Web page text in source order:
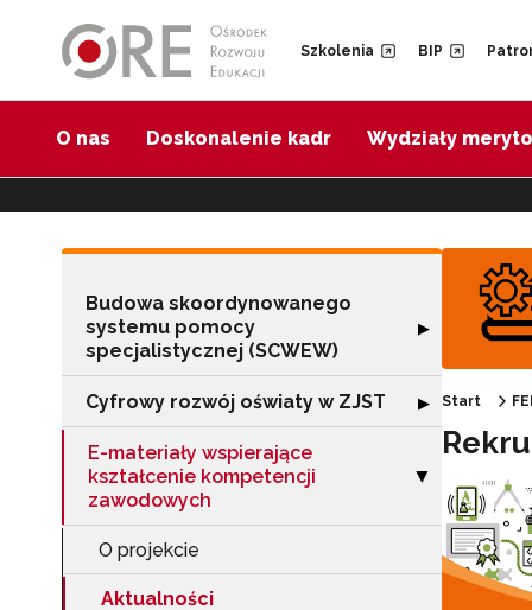
Szkolenia BIP
O nas Doskonalenie kadr Wydziały
Budowa skoordynowanego
systemu pomocy
specjalistycznej (SCWEW)
Rozwiń sekcję
▶
Cyfrowy rozwój oświaty w ZJST Rozwiń sekcję
▶
E-materiały wspierające
kształcenie kompetencji
zawodowych
Zwiń sekcję "E-
▶
O projekcie
Aktualności
Start